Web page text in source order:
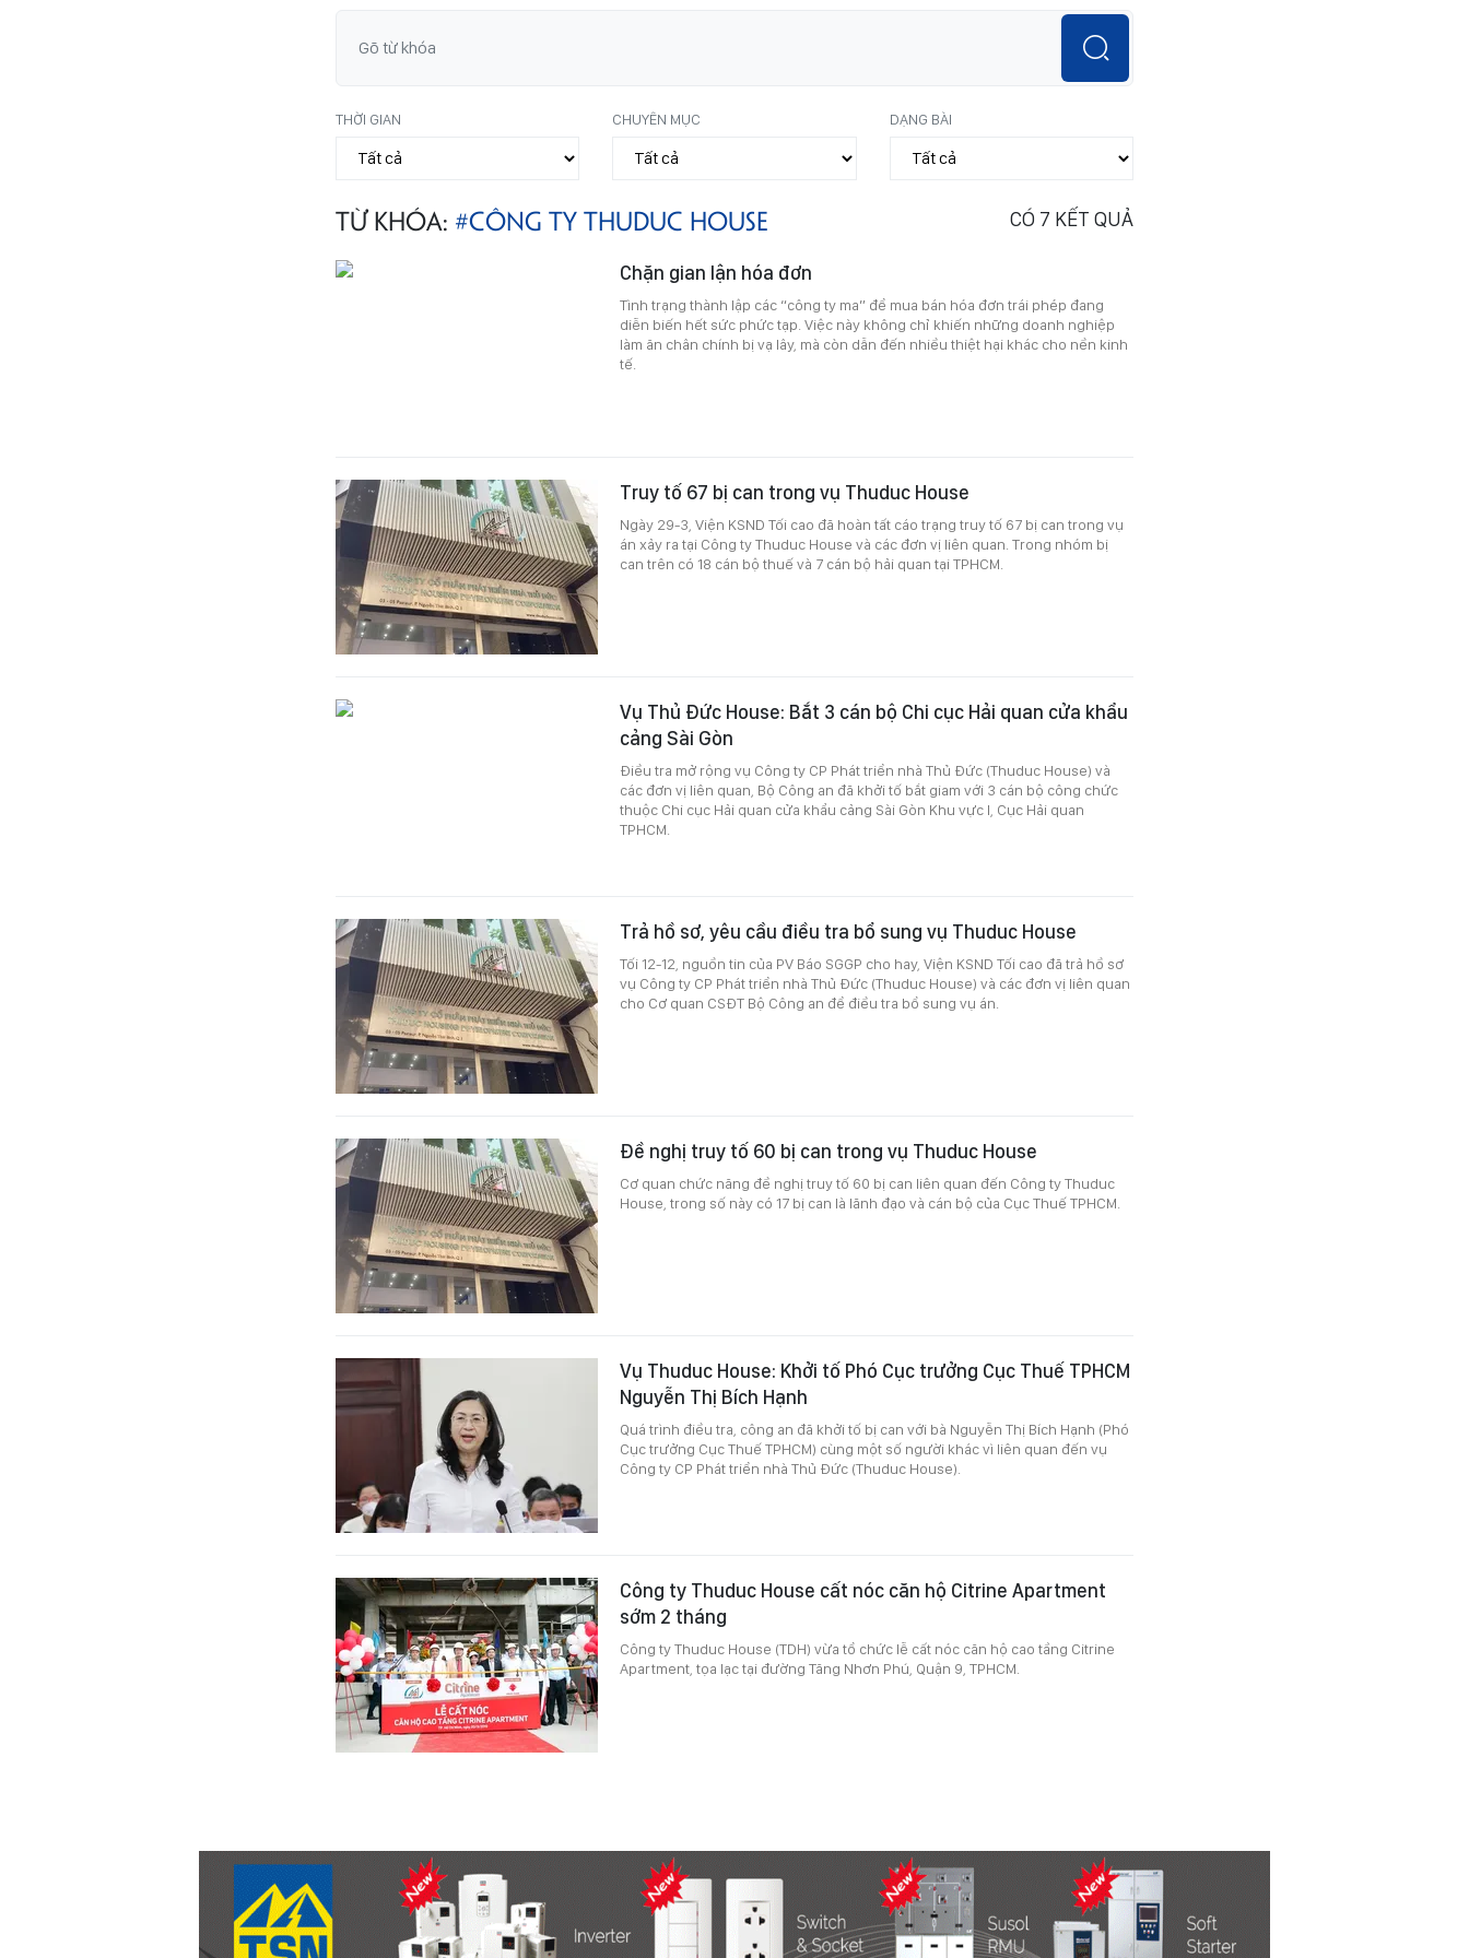
THỜI GIAN CHUYÊN MỤC DẠNG BÀI
TỪ KHÓA: #CÔNG TY THUDUC HOUSE CÓ 7 KẾT QUẢ
Chặn gian lận hóa đơn
Tình trạng thành lập các “công ty ma” để mua bán hóa đơn trái phép đang
diễn biến hết sức phức tạp. Việc này không chỉ khiến những doanh nghiệp
làm ăn chân chính bị vạ lây, mà còn dẫn đến nhiều thiệt hại khác cho nền kinh
tế.
Truy tố 67 bị can trong vụ Thuduc House
Ngày 29-3, Viện KSND Tối cao đã hoàn tất cáo trạng truy tố 67 bị can trong vụ
án xảy ra tại Công ty Thuduc House và các đơn vị liên quan. Trong nhóm bị
can trên có 18 cán bộ thuế và 7 cán bộ hải quan tại TPHCM.
Vụ Thủ Đức House: Bắt 3 cán bộ Chi cục Hải quan cửa khẩu
cảng Sài Gòn
Điều tra mở rộng vụ Công ty CP Phát triển nhà Thủ Đức (Thuduc House) và
các đơn vị liên quan, Bộ Công an đã khởi tố bắt giam với 3 cán bộ công chức
thuộc Chi cục Hải quan cửa khẩu cảng Sài Gòn Khu vực I, Cục Hải quan
TPHCM.
Trả hồ sơ, yêu cầu điều tra bổ sung vụ Thuduc House
Tối 12-12, nguồn tin của PV Báo SGGP cho hay, Viện KSND Tối cao đã trả hồ sơ
vụ Công ty CP Phát triển nhà Thủ Đức (Thuduc House) và các đơn vị liên quan
cho Cơ quan CSĐT Bộ Công an để điều tra bổ sung vụ án.
Đề nghị truy tố 60 bị can trong vụ Thuduc House
Cơ quan chức năng đề nghị truy tố 60 bị can liên quan đến Công ty Thuduc
House, trong số này có 17 bị can là lãnh đạo và cán bộ của Cục Thuế TPHCM.
Vụ Thuduc House: Khởi tố Phó Cục trưởng Cục Thuế TPHCM
Nguyễn Thị Bích Hạnh
Quá trình điều tra, công an đã khởi tố bị can với bà Nguyễn Thị Bích Hạnh (Phó
Cục trưởng Cục Thuế TPHCM) cùng một số người khác vì liên quan đến vụ
Công ty CP Phát triển nhà Thủ Đức (Thuduc House).
Công ty Thuduc House cất nóc căn hộ Citrine Apartment
sớm 2 tháng
Công ty Thuduc House (TDH) vừa tổ chức lễ cất nóc căn hộ cao tầng Citrine
Apartment, tọa lạc tại đường Tăng Nhơn Phú, Quận 9, TPHCM.